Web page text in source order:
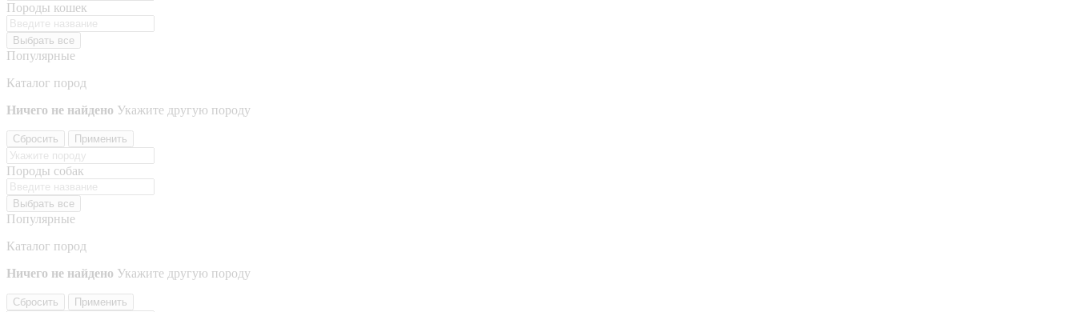
Породы кошек
Выбрать все
Популярные
Каталог пород
Ничего не найдено Укажите другую породу
Сбросить Применить
Породы собак
Выбрать все
Популярные
Каталог пород
Ничего не найдено Укажите другую породу
Сбросить Применить